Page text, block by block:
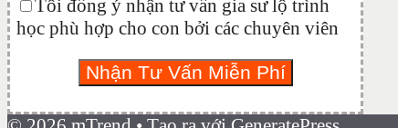
Tôi đồng ý nhận tư vấn gia sư lộ trình
học phù hợp cho con bởi các chuyên viên